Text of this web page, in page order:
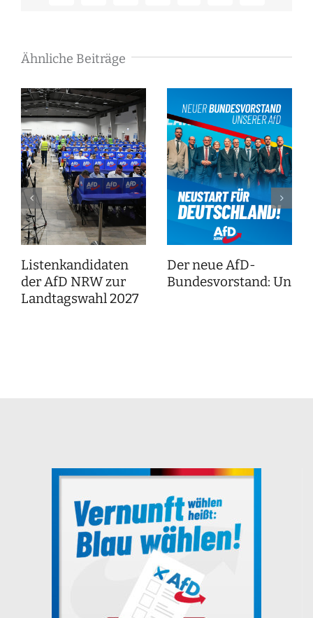
Ähnliche Beiträge
Listenkandidaten
der AfD NRW zur
Landtagswahl 2027
Der neue AfD-
Bundesvorstand: